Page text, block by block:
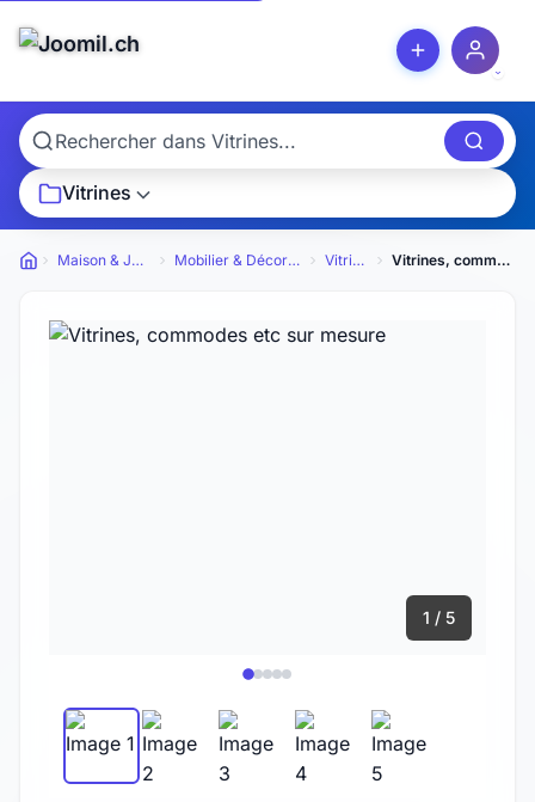
Vitrines
Petites annonces
Maison & Jardin Mobilier & Décoration Vitrines Vitrines, commodes etc sur mesure
1 / 5